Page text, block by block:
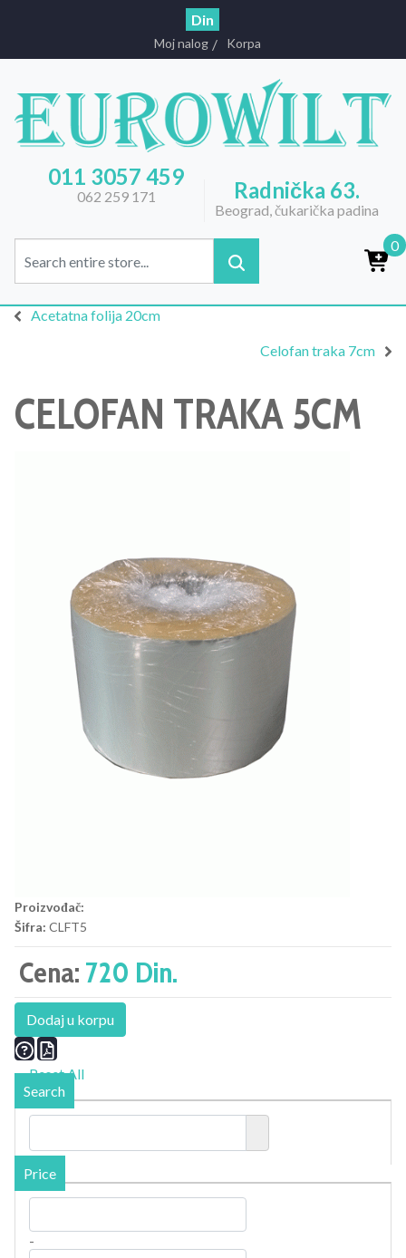
Din
Moj nalog Korpa
011 3057 459
062 259 171 Radnička 63.
Beograd, čukarička padina
0
Acetatna folija 20cm
Celofan traka 7cm
CELOFAN TRAKA 5CM
Proizvođač:
Šifra: CLFT5
Cena: 720 Din.
Dodaj u korpu
Reset All
Search
Price
-